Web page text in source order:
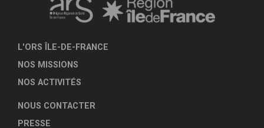
L'ORS ÎLE-DE-FRANCE
NOS MISSIONS
NOS ACTIVITÉS
NOUS CONTACTER
PRESSE